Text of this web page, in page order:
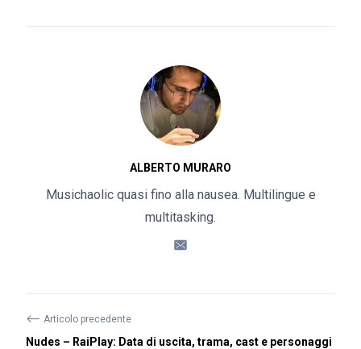
ALBERTO MURARO
Musichaolic quasi fino alla nausea. Multilingue e
multitasking.
⟵ Articolo precedente
Nudes – RaiPlay: Data di uscita, trama, cast e personaggi